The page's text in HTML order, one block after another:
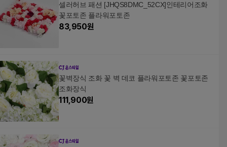
셀러허브 패션 [JHQS8DMC_52CX]인테리어조화
꽃포토존 플라워포토존
83,950원
꽃벽장식 조화 꽃 벽 데코 플라워포토존 꽃포토존
조화장식
111,900원